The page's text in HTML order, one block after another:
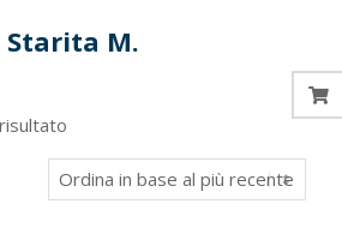
Starita M.